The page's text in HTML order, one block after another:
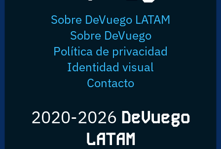
Sobre DeVuego LATAM
Sobre DeVuego
Política de privacidad
Identidad visual
Contacto
2020-2026 DeVuego
LATAM